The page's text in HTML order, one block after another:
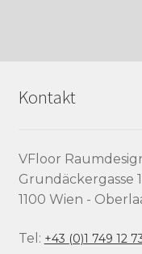
Kontakt
VFloor
Grundäckergasse
1100 Wien -
Tel: +43 (0)1 749 12